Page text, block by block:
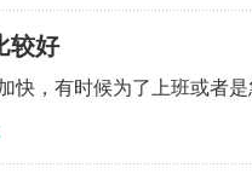
较好
快，有时候为了上班或者